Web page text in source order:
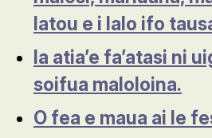
latou e i lalo ifo
Ia atia’e fa’atasi ni
soifua maloloina.
O fea e maua ai le